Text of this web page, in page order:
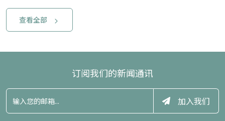
查看全部
订阅我们的新闻通讯
加入我们